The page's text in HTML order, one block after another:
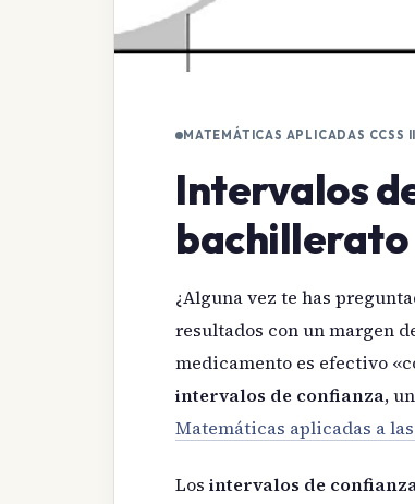
MATEMÁTICAS APLICADAS CCSS
Intervalos
bachillerato
¿Alguna vez te has
resultados con un margen
medicamento es efectivo
intervalos de confianza,
Matemáticas aplicadas a
Los intervalos de